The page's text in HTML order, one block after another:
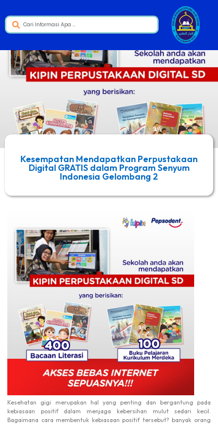
Kesempatan Mendapatkan Perpustakaan
Digital GRATIS dalam Program Senyum
Indonesia Gelombang 2
Kesehatan gigi merupakan hal yang penting dan bergantung pada
kebiasaan positif dalam menjaga kebersihan mulut sedari kecil.
Bagaimana cara membentuk kebiasaan positif tersebut? banyak orang